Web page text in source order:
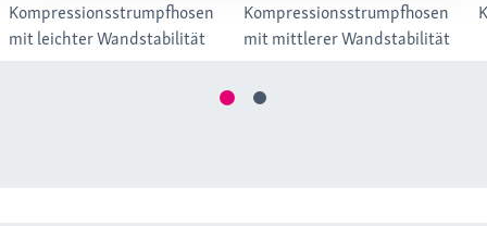
Kompressionsstrumpfhosen
mit leichter Wandstabilität
Kompressionsstrumpfhosen
mit mittlerer Wandstabilität